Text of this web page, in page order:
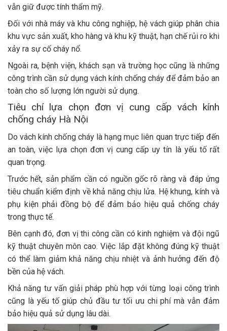
vẫn giữ được tính thẩm mỹ.
Đối với nhà máy và khu công nghiệp, hệ vách giúp phân chia
khu vực sản xuất, kho hàng và khu kỹ thuật, hạn chế rủi ro khi
xảy ra sự cố cháy nổ.
Ngoài ra, bệnh viện, khách sạn và trường học cũng là những
công trình cần sử dụng vách kính chống cháy để đảm bảo an
toàn cho số lượng lớn người sử dụng.
Tiêu chí lựa chọn đơn vị cung cấp vách kính
chống cháy Hà Nội
Do vách kính chống cháy là hạng mục liên quan trực tiếp đến
an toàn, việc lựa chọn đơn vị cung cấp uy tín là yếu tố rất
quan trọng.
Trước hết, sản phẩm cần có nguồn gốc rõ ràng và đáp ứng
tiêu chuẩn kiểm định về khả năng chịu lửa. Hệ khung, kính và
phụ kiện phải đồng bộ để đảm bảo hiệu quả chống cháy
trong thực tế.
Bên cạnh đó, đơn vị thi công cần có kinh nghiệm và đội ngũ
kỹ thuật chuyên môn cao. Việc lắp đặt không đúng kỹ thuật
có thể làm giảm khả năng chịu nhiệt và ảnh hưởng đến độ
bền của hệ vách.
Khả năng tư vấn giải pháp phù hợp với từng loại công trình
cũng là yếu tố giúp chủ đầu tư tối ưu chi phí mà vẫn đảm
bảo hiệu quả sử dụng lâu dài.